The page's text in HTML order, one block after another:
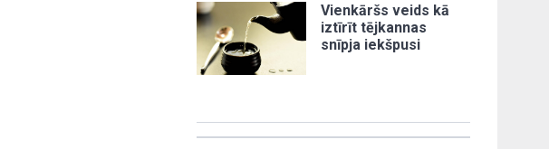
Vienkāršs veids kā
iztīrīt tējkannas
snīpja iekšpusi